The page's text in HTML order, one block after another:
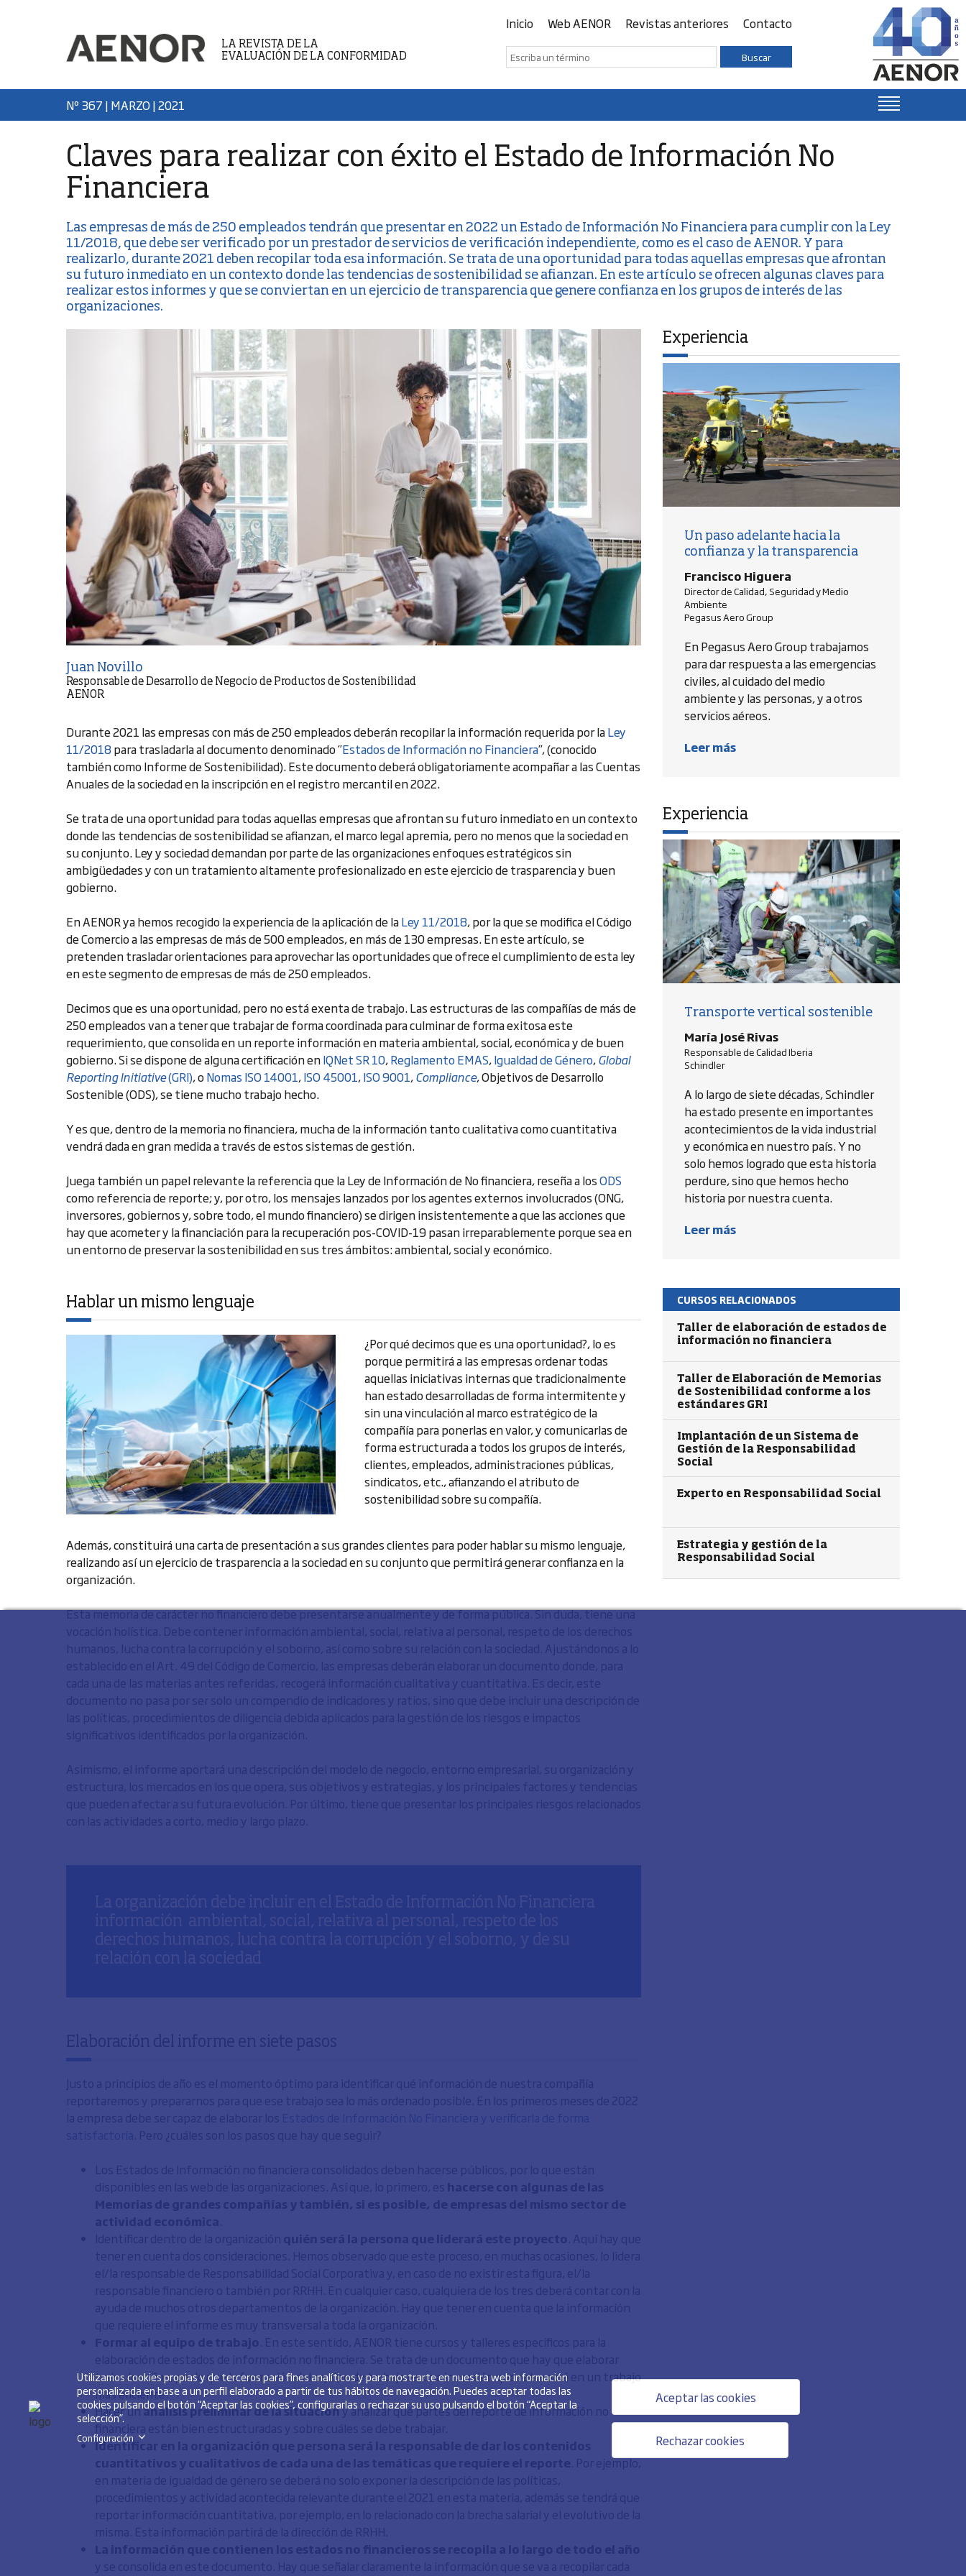
Utilizamos cookies propias y de terceros para fines analíticos y para mostrarte en nuestra web información
personalizada en base a un perfil elaborado a partir de tus hábitos de navegación. Puedes aceptar todas las
cookies pulsando el botón “Aceptar las cookies”, configurarlas o rechazar su uso pulsando el botón “Aceptar la
selección”.
Configuración >
Aceptar las cookies
Rechazar cookies
LA REVISTA DE LA
EVALUACIÓN DE LA CONFORMIDAD
Inicio Web AENOR Revistas anteriores Contacto
Buscar
Nº 367 | MARZO| 2021
Claves para realizar con éxito el Estado de Información No
Financiera
Las empresas de más de 250 empleados tendrán que presentar en 2022 un Estado de Información No Financiera para cumplir con la Ley
11/2018, que debe ser verificado por un prestador de servicios de verificación independiente, como es el caso de AENOR. Y para
realizarlo, durante 2021 deben recopilar toda esa información. Se trata de una oportunidad para todas aquellas empresas que afrontan
su futuro inmediato en un contexto donde las tendencias de sostenibilidad se afianzan. En este artículo se ofrecen algunas claves para
realizar estos informes y que se conviertan en un ejercicio de transparencia que genere confianza en los grupos de interés de las
organizaciones.
Experiencia
Un paso adelante hacia la
confianza y la transparencia
Francisco Higuera
Director de Calidad, Seguridad y Medio
Ambiente
Pegasus Aero Group
En Pegasus Aero Group trabajamos
para dar respuesta a las emergencias
civiles, al cuidado del medio
ambiente y las personas, y a otros
servicios aéreos.
Leer más
Experiencia
Transporte vertical sostenible
María José Rivas
Responsable de Calidad Iberia
Schindler
A lo largo de siete décadas, Schindler
ha estado presente en importantes
acontecimientos de la vida industrial
y económica en nuestro país. Y no
solo hemos logrado que esta historia
perdure, sino que hemos hecho
historia por nuestra cuenta.
Leer más
CURSOS RELACIONADOS
Taller de elaboración de estados de
información no financiera
Taller de Elaboración de Memorias
de Sostenibilidad conforme a los
estándares GRI
Implantación de un Sistema de
Gestión de la Responsabilidad
Social
Experto en Responsabilidad Social
Estrategia y gestión de la
Responsabilidad Social
Juan Novillo
Responsable de Desarrollo de Negocio de Productos de Sostenibilidad
AENOR
Durante 2021 las empresas con más de 250 empleados deberán recopilar la información requerida por laLey
11/2018 para trasladarla al documento denominado ”Estados de Información no Financiera”, (conocido
también como Informe de Sostenibilidad). Este documento deberá obligatoriamente acompañar a las Cuentas
Anuales de la sociedad en la inscripción en el registro mercantil en 2022.
Se trata de una oportunidad para todas aquellas empresas que afrontan su futuro inmediato en un contexto
donde las tendencias de sostenibilidad se afianzan, el marco legal apremia, pero no menos que la sociedad en
su conjunto. Ley y sociedad demandan por parte de las organizaciones enfoques estratégicos sin
ambigüedades y con un tratamiento altamente profesionalizado en este ejercicio de trasparencia y buen
gobierno.
En AENOR ya hemos recogido la experiencia de la aplicación de laLey 11/2018, por la que se modifica el Código
de Comercio a las empresas de más de 500 empleados, en más de 130 empresas. En este artículo, se
pretenden trasladar orientaciones para aprovechar las oportunidades que ofrece el cumplimiento de esta ley
en este segmento de empresas de más de 250 empleados.
Decimos que es una oportunidad, pero no está exenta de trabajo. Las estructuras de las compañías de más de
250 empleados van a tener que trabajar de forma coordinada para culminar de forma exitosa este
requerimiento, que consolida en un reporte información en materia ambiental, social, económica y de buen
gobierno. Si se dispone de alguna certificación enIQNet SR 10,Reglamento EMAS,Igualdad de Género,Global
Reporting Initiative(GRI), oNomas ISO 14001,ISO 45001,ISO 9001,Compliance, Objetivos de Desarrollo
Sostenible (ODS), se tiene mucho trabajo hecho.
Y es que, dentro de la memoria no financiera, mucha de la información tanto cualitativa como cuantitativa
vendrá dada en gran medida a través de estos sistemas de gestión.
Juega también un papel relevante la referencia que la Ley de Información de No financiera, reseña a losODS
como referencia de reporte; y, por otro, los mensajes lanzados por los agentes externos involucrados (ONG,
inversores, gobiernos y, sobre todo, el mundo financiero) se dirigen insistentemente a que las acciones que
hay que acometer y la financiación para la recuperación pos-COVID-19 pasan irreparablemente porque sea en
un entorno de preservar la sostenibilidad en sus tres ámbitos: ambiental, social y económico.
Hablar un mismo lenguaje
¿Por qué decimos que es una oportunidad?, lo es
porque permitirá a las empresas ordenar todas
aquellas iniciativas internas que tradicionalmente
han estado desarrolladas de forma intermitente y
sin una vinculación al marco estratégico de la
compañía para ponerlas en valor, y comunicarlas de
forma estructurada a todos los grupos de interés,
clientes, empleados, administraciones públicas,
sindicatos, etc., afianzando el atributo de
sostenibilidad sobre su compañía.
Además, constituirá una carta de presentación a sus grandes clientes para poder hablar su mismo lenguaje,
realizando así un ejercicio de trasparencia a la sociedad en su conjunto que permitirá generar confianza en la
organización.
Esta memoria de carácter no financiero debe presentarse anualmente y de forma pública. Sin duda, tiene una
todos los años, por lo que la formación del equipo de trabajo es una inversión que retornará en un trabajo
más eficiente.
Hacer unanálisis preliminar de la situacióny analizar qué partes del reporte de información no
financiera están bien estructuradas y sobre cuáles se debe trabajar.
Identificar en la organización que persona será la responsable de dar los contenidos
. Por ejemplo,